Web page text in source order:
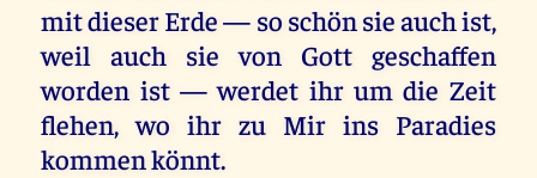
mit dieser Erde — so schön sie auch ist,
weil auch sie von Gott geschaffen
worden ist — werdet ihr um die Zeit
flehen, wo ihr zu Mir ins Paradies
kommen könnt.